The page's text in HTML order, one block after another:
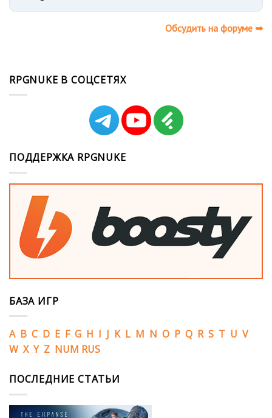
Обсудить на форуме ➥
RPGNUKE В СОЦСЕТЯХ
ПОДДЕРЖКА RPGNUKE
БАЗА ИГР
A B C D E F G H I J K L M N O P Q R S T U V
W X Y Z NUM RUS
ПОСЛЕДНИЕ СТАТЬИ